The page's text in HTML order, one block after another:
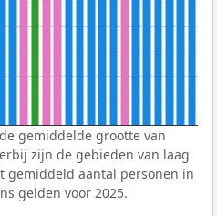
gemiddelde grootte van
zijn de gebieden van laag
gemiddeld aantal personen in
gelden voor 2025.